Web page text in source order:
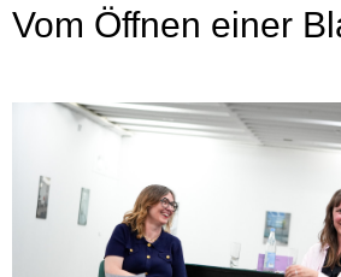
Vom Öffnen einer